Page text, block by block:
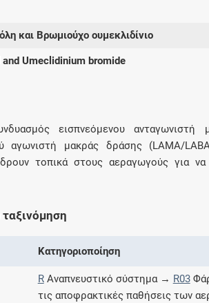
Συνδρομές
νόσους, συμπτώματα και ιατρικές πράξεις
Γνωρίζατε ότι...
και Βρωμιούχο ουμεκλιδίνιο
Umeclidinium bromide
εισπνεόμενου ανταγωνιστή
αγωνιστή μακράς δράσης (LAMA/
τοπικά στους αεραγωγούς για να
Κατηγοριοποίηση
RΑναπνευστικό σύστημα → R03
τις αποφρακτικές παθήσεις των